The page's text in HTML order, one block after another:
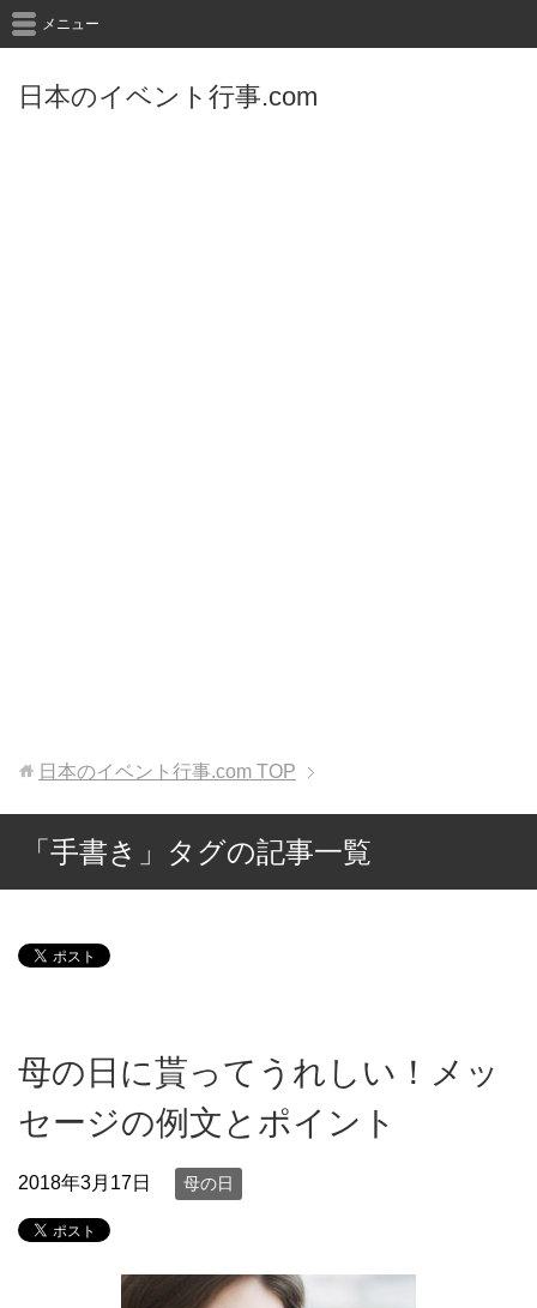
日本のイベント行事.com
メニュー
日本のイベント行事.com TOP
「手書き」タグの記事一覧
母の日に貰ってうれしい！メッ
セージの例文とポイント
2018年3月17日 母の日